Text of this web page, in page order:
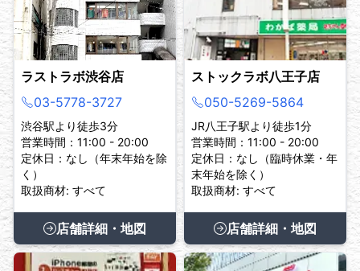
ラストラボ渋谷店
03-5778-3727
渋谷駅より徒歩3分
営業時間：11:00 - 20:00
定休日：なし（年末年始を除
く）
取扱商材: すべて
店舗詳細・地図
ストックラボ八王子店
050-5269-5864
JR八王子駅より徒歩1分
営業時間：11:00 - 20:00
定休日：なし（臨時休業・年
末年始を除く）
取扱商材: すべて
店舗詳細・地図